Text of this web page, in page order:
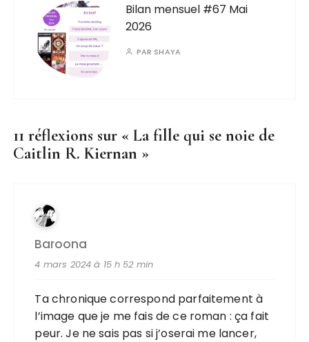
Bilan mensuel #67 Mai
2026
PAR SHAYA
11 réflexions sur «La fille qui se noie de
Caitlin R. Kiernan »
Baroona
4 mars 2024 à 15 h 52 min
Ta chronique correspond parfaitement à
l’image que je me fais de ce roman : ça fait
peur. Je ne sais pas si j’oserai me lancer,